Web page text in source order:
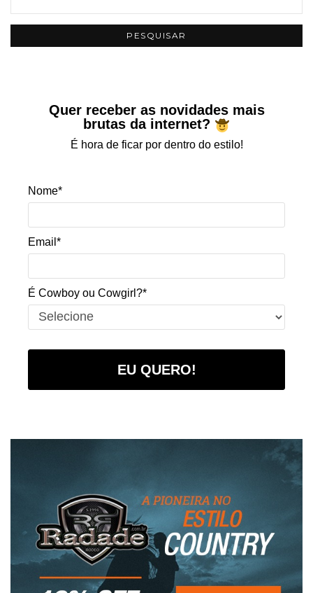
Quer receber as novidades mais
brutas da internet?
É hora de ficar por dentro do estilo!
Nome*
Email*
É Cowboy ou Cowgirl?*
EU QUERO!